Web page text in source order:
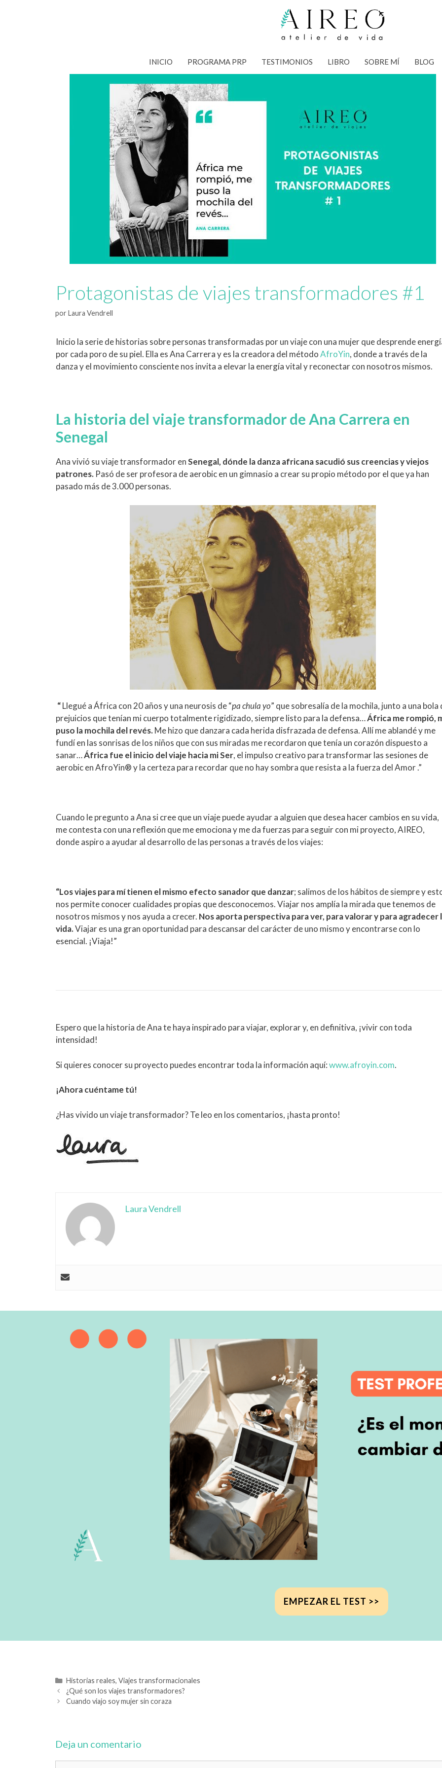
INICIO PROGRAMA PRP TESTIMONIOS LIBRO SOBRE MÍ BLOG
Protagonistas de viajes transformadores #1
por Laura Vendrell
Inicio la serie de historias sobre personas transformadas por un viaje con una mujer que desprende
por cada poro de su piel. Ella es Ana Carrera y es la creadora del métodoAfroYin, donde a través de la
danza y el movimiento consciente nos invita a elevar la energía vital y reconectar con nosotros mismos.
La historia del viaje transformador de Ana Carrera en
Senegal
Ana vivió su viaje transformador enSenegal, dónde la danza africana sacudió sus creencias y viejos
patrones. Pasó de ser profesora de aerobic en un gimnasio a crear su propio método por el que ya han
pasado más de 3.000 personas.
“Llegué a África con 20 años y una neurosis de “pa chula yo” que sobresalía de la mochila, junto a una bola
prejuicios que tenían mi cuerpo totalmente rigidizado, siempre listo para la defensa…África me rompió,
puso la mochila del revés.Me hizo que danzara cada herida disfrazada de defensa. Allí me ablandé y me
fundí en las sonrisas de los niños que con sus miradas me recordaron que tenía un corazón dispuesto a
sanar…África fue el inicio del viaje hacia mi Ser, el impulso creativo para transformar las sesiones de
aerobic en AfroYin® y la certeza para recordar que no hay sombra que resista a la fuerza del Amor .”
Cuando le pregunto a Ana si cree que un viaje puede ayudar a alguien que desea hacer cambios en su vida,
me contesta con una reflexión que me emociona y me da fuerzas para seguir con mi proyecto, AIREO,
donde aspiro a ayudar al desarrollo de las personas a través de los viajes:
“Los viajes para mí tienen el mismo efecto sanador que danzar; salimos de los hábitos de siempre y
nos permite conocer cualidades propias que desconocemos. Viajar nos amplía la mirada que tenemos de
nosotros mismos y nos ayuda a crecer. Nos aporta perspectiva para ver, para valorar y para agradecer
vida.Viajar es una gran oportunidad para descansar del carácter de uno mismo y encontrarse con lo
esencial. ¡Viaja!”
Espero que la historia de Ana te haya inspirado para viajar, explorar y, en definitiva, ¡vivir con toda
intensidad!
Si quieres conocer su proyecto puedes encontrar toda la información aquí:www.afroyin.com.
¡Ahora cuéntame tú!
¿Has vivido un viaje transformador? Te leo en los comentarios, ¡hasta pronto!
Laura Vendrell
EMPEZAR EL TEST >>
Categorías
Historias reales, Viajes transformacionales
¿Qué son los viajes transformadores?
Cuando viajo soy mujer sin coraza
Deja un comentario